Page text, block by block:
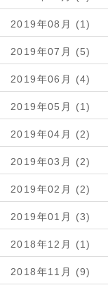
2019年08月 (1)
2019年07月 (5)
2019年06月 (4)
2019年05月 (1)
2019年04月 (2)
2019年03月 (2)
2019年02月 (2)
2019年01月 (3)
2018年12月 (1)
2018年11月 (9)